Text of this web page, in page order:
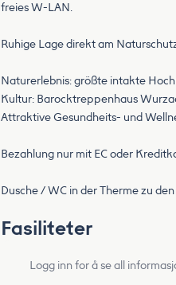
freies W-LAN.
Ruhige Lage direkt am
Naturerlebnis: größte intakte
Kultur: Barocktreppenhaus
Attraktive Gesundheits- und
Bezahlung nur mit EC oder
Dusche / WC in der Therme zu
Fasiliteter
Logg inn for å se all